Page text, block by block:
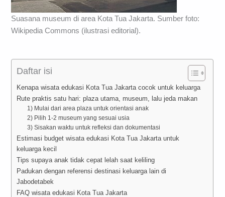
Suasana museum di area Kota Tua Jakarta. Sumber foto:
Wikipedia Commons (ilustrasi editorial).
Daftar isi
Kenapa wisata edukasi Kota Tua Jakarta cocok untuk keluarga
Rute praktis satu hari: plaza utama, museum, lalu jeda makan
1) Mulai dari area plaza untuk orientasi anak
2) Pilih 1-2 museum yang sesuai usia
3) Sisakan waktu untuk refleksi dan dokumentasi
Estimasi budget wisata edukasi Kota Tua Jakarta untuk
keluarga kecil
Tips supaya anak tidak cepat lelah saat keliling
Padukan dengan referensi destinasi keluarga lain di
Jabodetabek
FAQ wisata edukasi Kota Tua Jakarta